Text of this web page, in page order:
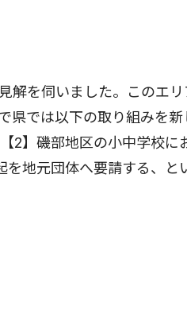
を伺いました。このエリ
では以下の取り組みを新
2】磯部地区の小中学校に
地元団体へ要請する、と